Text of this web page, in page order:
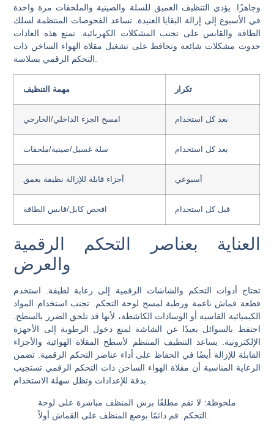
وجاهزًا. يؤدي التنظيف العميق للسلة والصينية والملحقات مرة واحدة
في الأسبوع إلى إزالة البقايا العنيدة. تساعد الفحوصات المنتظمة لسلك
الطاقة والقابس على تجنب المشكلات الكهربائية. تمنع هذه العادات
حدوث مشكلات شائعة وتحافظ على تشغيل مقلاة الهواء الساخن ذات
مهمة التنظيف تكرار
امسح الجزء الداخلي/الخارجي بعد كل استخدام
سلة غسيل/صينية/ملحقات بعد كل استخدام
أجزاء قابلة للإزالة نظيفة بعمق أسبوعي
افحص كابل/قابس الطاقة قبل كل استخدام
العناية بعناصر التحكم الرقمية
والعرض
تحتاج أدوات التحكم والشاشات الرقمية إلى رعاية لطيفة. استخدم
قطعة قماش ناعمة ورطبة لمسح لوحة التحكم. تجنب استخدام المواد
الكيميائية القاسية أو الوسادات الكاشطة، لأنها قد تلحق الضرر بالسطح.
احتفظ بالسوائل بعيدًا عن الشاشة لمنع دخول الرطوبة إلى الأجهزة
الإلكترونية. يساعد التنظيف المنتظم لأسطح المقلاة الهوائية والأجزاء
القابلة للإزالة أيضًا في الحفاظ على أداء عناصر التحكم الرقمية. تضمن
الرعاية المناسبة أن مقلاة الهواء الساخن ذات التحكم الرقمي تستجيب
ملحوظة: لا تقم مطلقًا برش المنظف مباشرة على لوحة